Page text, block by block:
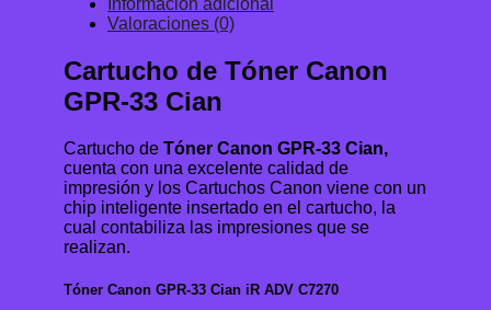
Información adicional
Valoraciones (0)
Cartucho de Tóner Canon
GPR-33 Cian
Cartucho de Tóner Canon GPR-33 Cian,
cuenta con una excelente calidad de
impresión y los Cartuchos Canon viene con un
chip inteligente insertado en el cartucho, la
cual contabiliza las impresiones que se
realizan.
Tóner Canon GPR-33 Cian iR ADV C7270